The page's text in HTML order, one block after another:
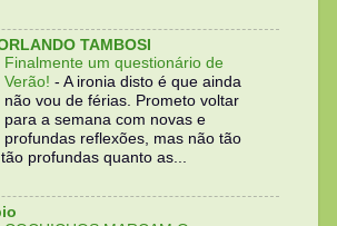
TAMBOSI
Finalmente um questionário de
Verão! - A ironia disto é que ainda
não vou de férias. Prometo voltar
para a semana com novas e
profundas reflexões, mas não tão
profundas quanto as...